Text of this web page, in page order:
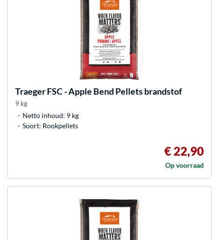
TraegerFSC - Apple Bend Pellets brandstof
9 kg
Netto inhoud: 9 kg
Soort: Rookpellets
€ 22,90
Op voorraad